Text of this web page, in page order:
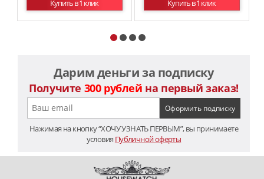
Купить в 1 клик
Купить в 1 клик
Дарим деньги за подписку
Получите 300 рублей на первый заказ!
Нажимая на кнопку “ХОЧУ УЗНАТЬ ПЕРВЫМ”, вы принимаете
условия Публичной оферты